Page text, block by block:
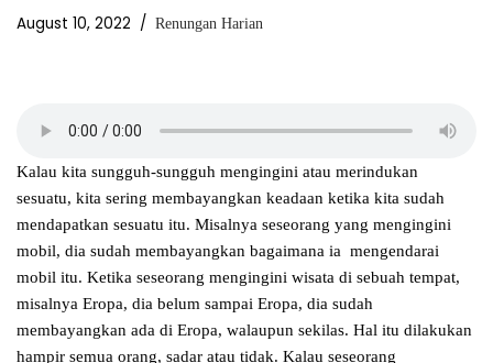
August 10, 2022 Renungan Harian
Kalau kita sungguh-sungguh mengingini atau merindukan
sesuatu, kita sering membayangkan keadaan ketika kita sudah
mendapatkan sesuatu itu. Misalnya seseorang yang mengingini
mobil, dia sudah membayangkan bagaimana ia mengendarai
mobil itu. Ketika seseorang mengingini wisata di sebuah tempat,
misalnya Eropa, dia belum sampai Eropa, dia sudah
membayangkan ada di Eropa, walaupun sekilas. Hal itu dilakukan
hampir semua orang, sadar atau tidak. Kalau seseorang